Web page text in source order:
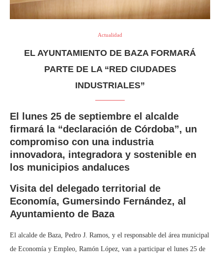
Actualidad
EL AYUNTAMIENTO DE BAZA FORMARÁ
PARTE DE LA “RED CIUDADES
INDUSTRIALES”
El lunes 25 de septiembre el alcalde
firmará la “declaración de Córdoba”, un
compromiso con una industria
innovadora, integradora y sostenible en
los municipios andaluces
Visita del delegado territorial de
Economía, Gumersindo Fernández, al
Ayuntamiento de Baza
El alcalde de Baza, Pedro J. Ramos, y el responsable del área municipal
de Economía y Empleo, Ramón López, van a participar el lunes 25 de